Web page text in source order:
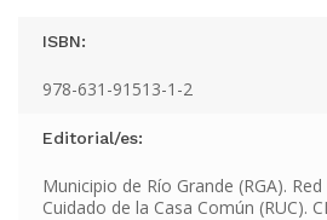
ISBN:
978-631-91513-1-2
Editorial/es:
Municipio de Río Grande (RGA).
Cuidado de la Casa Común (RUC).